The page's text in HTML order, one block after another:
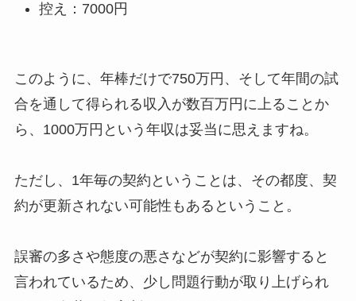
控え：7000円
このように、年棒だけで750万円、そして年間の試
合を通して得られる収入が数百万円に上ることか
ら、1000万円という年収は妥当に思えますね。
ただし、1年毎の契約ということは、その都度、契
約が更新されない可能性もあるということ。
誤審の多さや態度の悪さなどが契約に影響すると
言われているため、少し問題行動が取り上げられ